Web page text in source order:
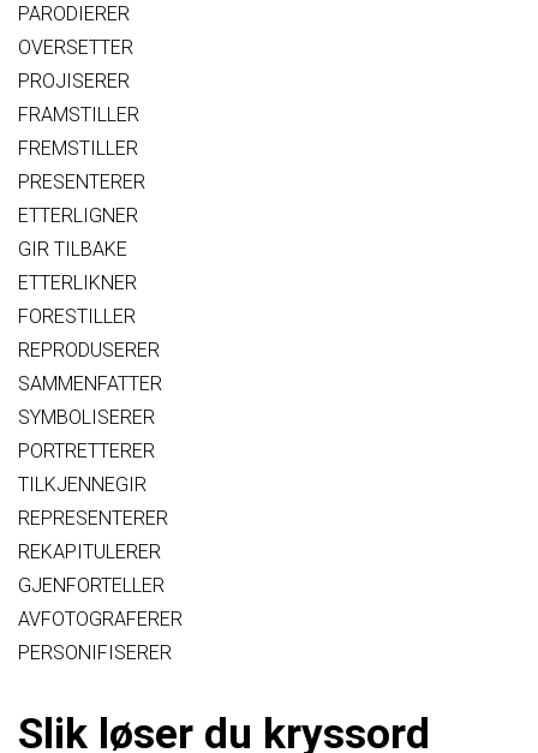
PARODIERER
OVERSETTER
PROJISERER
FRAMSTILLER
FREMSTILLER
PRESENTERER
ETTERLIGNER
GIR TILBAKE
ETTERLIKNER
FORESTILLER
REPRODUSERER
SAMMENFATTER
SYMBOLISERER
PORTRETTERER
TILKJENNEGIR
REPRESENTERER
REKAPITULERER
GJENFORTELLER
AVFOTOGRAFERER
PERSONIFISERER
Slik løser du kryssord